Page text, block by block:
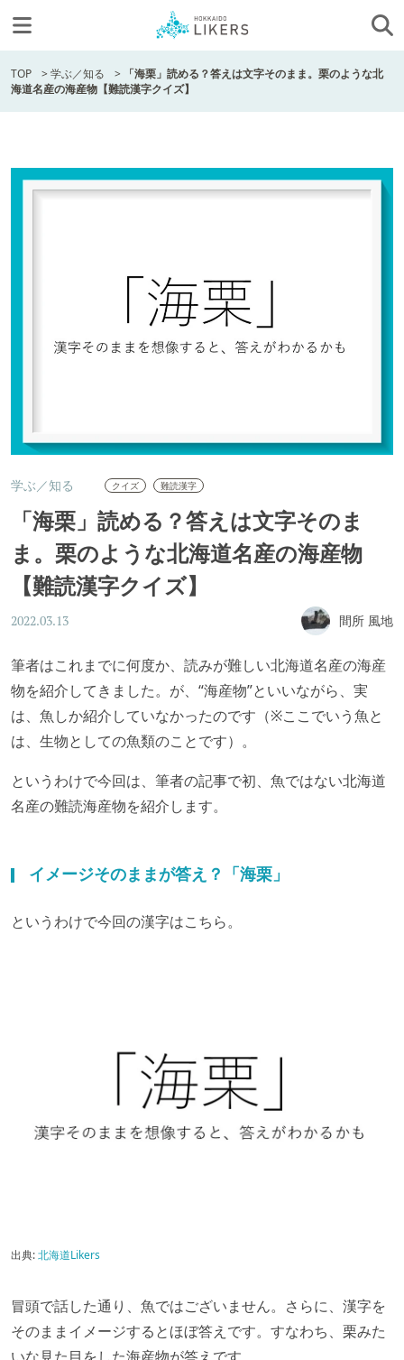
TOP >学ぶ／知る > 「海栗」読める？答えは文字そのまま。栗のような北
海道名産の海産物【難読漢字クイズ】
学ぶ／知る クイズ 難読漢字
「海栗」読める？答えは文字そのま
ま。栗のような北海道名産の海産物
【難読漢字クイズ】
2022.03.13 間所 風地
筆者はこれまでに何度か、読みが難しい北海道名産の海産
物を紹介してきました。が、“海産物”といいながら、実
は、魚しか紹介していなかったのです（※ここでいう魚と
は、生物としての魚類のことです）。
というわけで今回は、筆者の記事で初、魚ではない北海道
名産の難読海産物を紹介します。
イメージそのままが答え？「海栗」
というわけで今回の漢字はこちら。
出典:北海道Likers
冒頭で話した通り、魚ではございません。さらに、漢字を
そのままイメージするとほぼ答えです。すなわち、栗みた